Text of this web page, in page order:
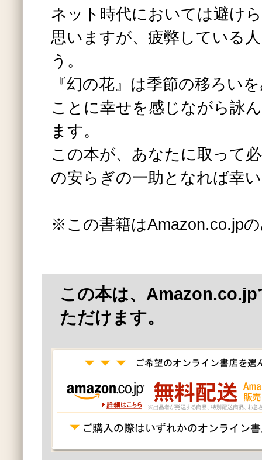
ネット時代においては避け
思いますが、疲弊している
う。
『幻の花』は季節の移ろい
ことに幸せを感じながら詠
ます。
この本が、あなたに取って
の安らぎの一助となれば幸
※この書籍はAmazon.co.jp
この本は、
ただけます。